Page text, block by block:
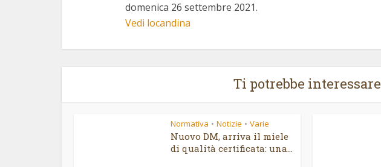
domenica 26 settembre 2021.
Vedi locandina
Ti potrebbe interessare
Normativa • Notizie • Varie
Nuovo DM, arriva il miele
di qualità certificata: una...